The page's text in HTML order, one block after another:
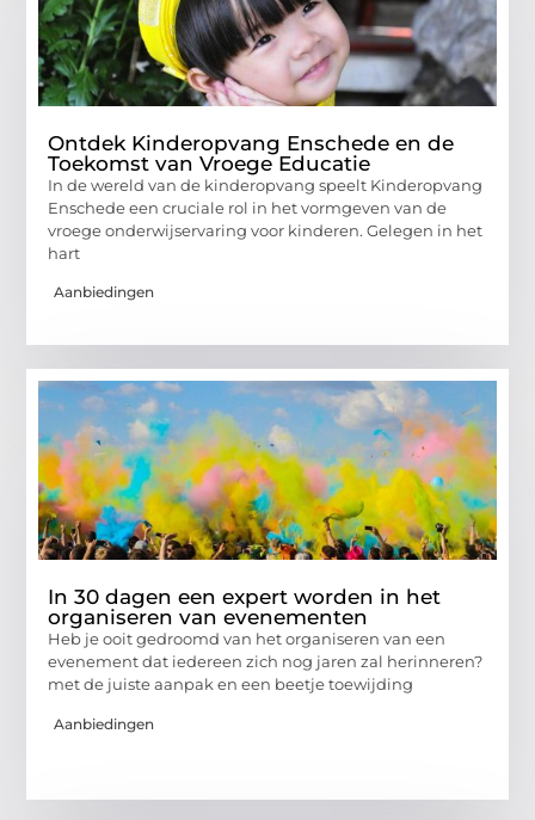
Ontdek Kinderopvang Enschede en de
Toekomst van Vroege Educatie
In de wereld van de kinderopvang speelt Kinderopvang
Enschede een cruciale rol in het vormgeven van de
vroege onderwijservaring voor kinderen. Gelegen in het
hart
Aanbiedingen
In 30 dagen een expert worden in het
organiseren van evenementen
Heb je ooit gedroomd van het organiseren van een
evenement dat iedereen zich nog jaren zal herinneren?
met de juiste aanpak en een beetje toewijding
Aanbiedingen